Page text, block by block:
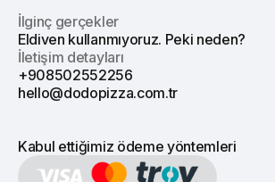
İlginç gerçekler
Eldiven kullanmıyoruz. Peki neden?
İletişim detayları
+908502552256
hello@dodopizza.com.tr
Kabul ettiğimiz ödeme yöntemleri